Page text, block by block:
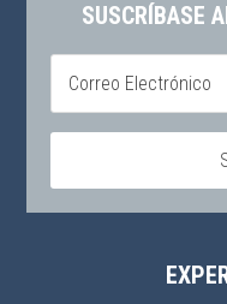
SUSCRÍBASE